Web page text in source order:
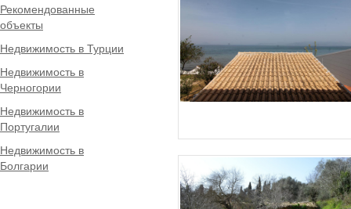
Рекомендованные
объекты
Недвижимость в Турции
Недвижимость в
Черногории
Недвижимость в
Португалии
Недвижимость в
Болгарии